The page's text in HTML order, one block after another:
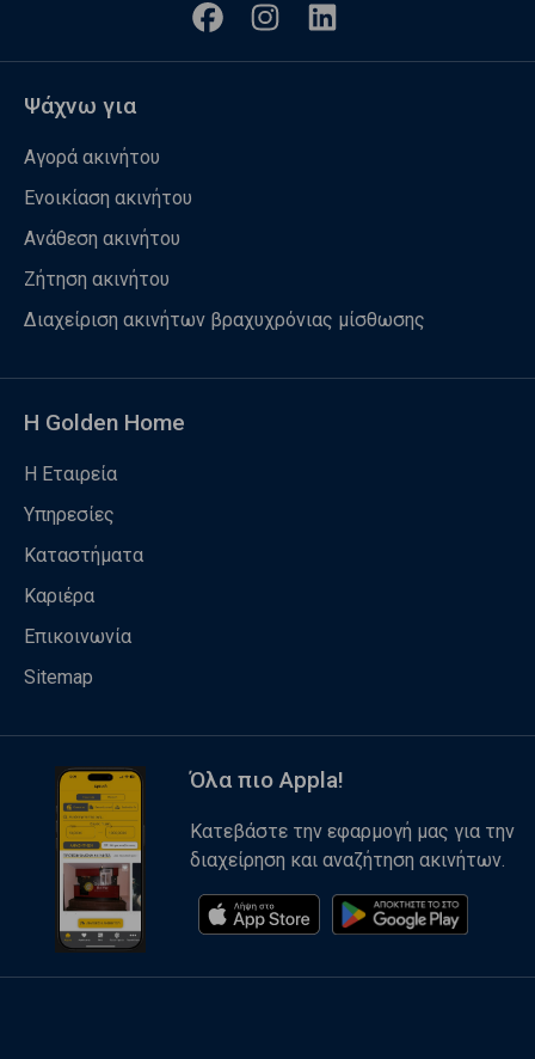
Ψάχνω για
Αγορά ακινήτου
Ενοικίαση ακινήτου
Ανάθεση ακινήτου
Ζήτηση ακινήτου
Διαχείριση ακινήτων βραχυχρόνιας μίσθωσης
Η Golden Home
Η Εταιρεία
Υπηρεσίες
Καταστήματα
Καριέρα
Επικοινωνία
Sitemap
Όλα πιο Appla!
Κατεβάστε την εφαρμογή μας για την
διαχείρηση και αναζήτηση ακινήτων.